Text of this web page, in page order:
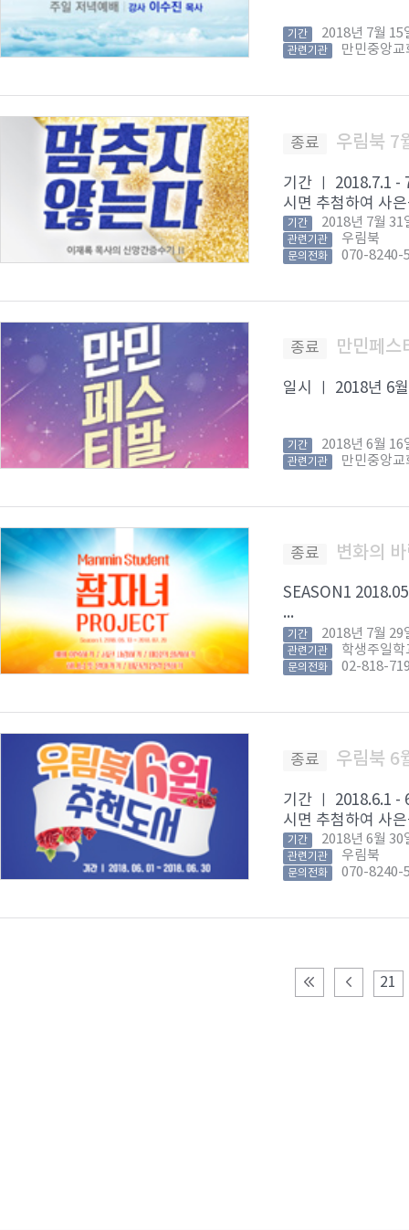
기간 2018년 7월 15
관련기관 만민중앙교
종료 우림북 7
기간 ㅣ 2018.7.1 -
시면 추첨하여 사
기간 2018년 7월 31
관련기관 우림북
문의전화 070-8240-
종료 만민페
일시 ㅣ 2018년 6
기간 2018년 6월 16
관련기관 만민중앙교
종료 변화의
SEASON1
...
기간 2018년 7월 29
관련기관 학생주일학
문의전화 02-818-
종료 우림북 6
기간 ㅣ 2018.6.1 -
시면 추첨하여 사
기간 2018년 6월 30
관련기관 우림북
문의전화 070-8240-
21